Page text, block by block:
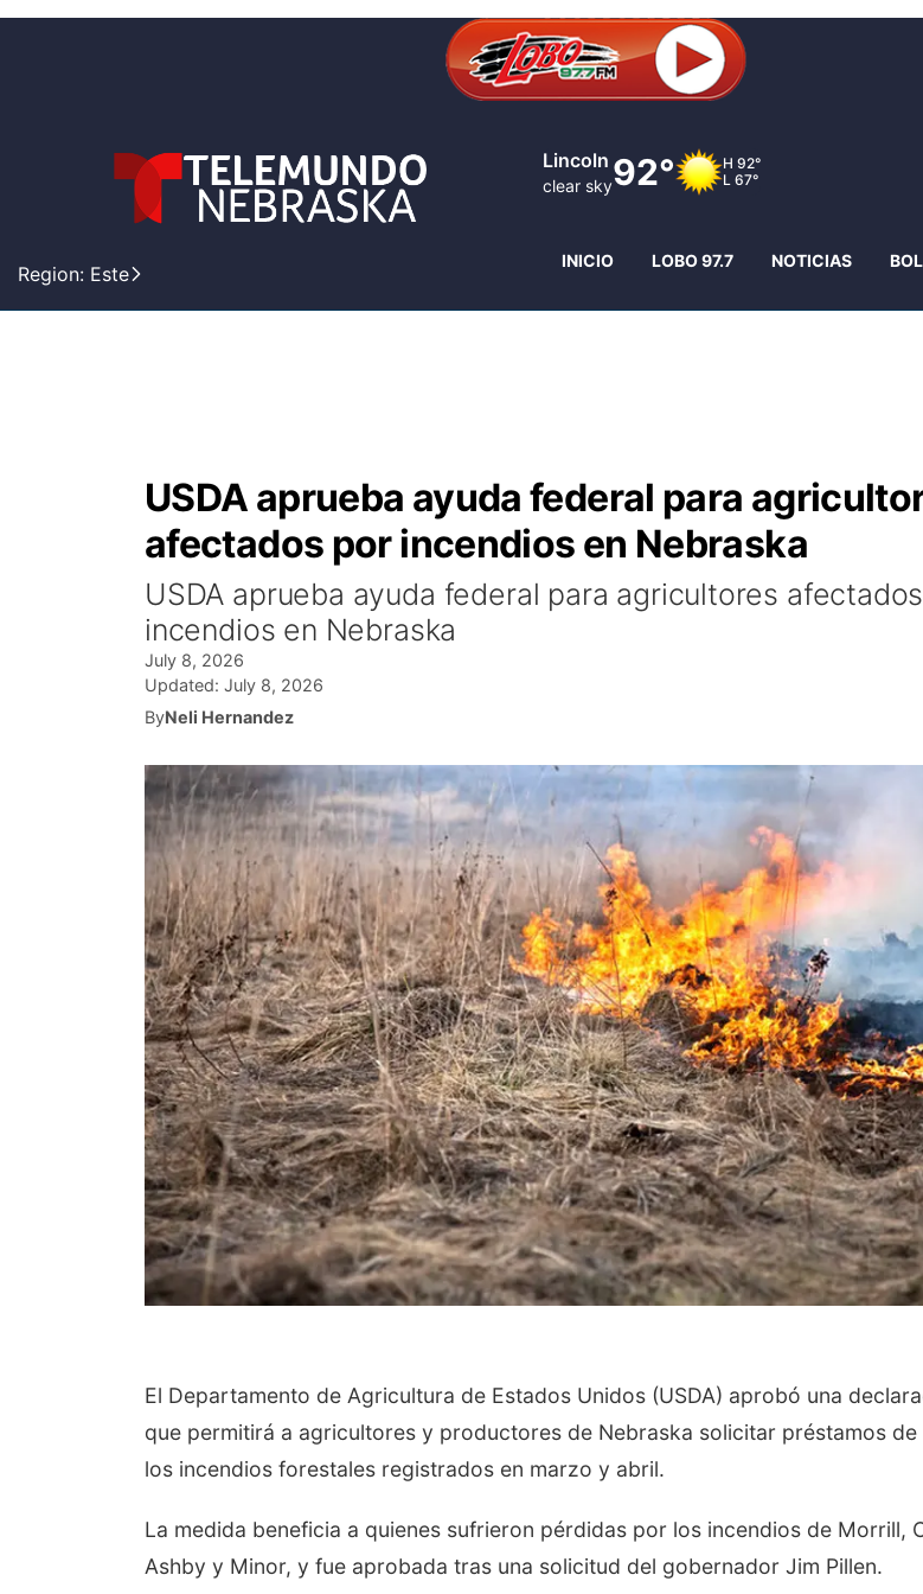
Region: Este
Fremont
clear sky 87° H 89°
L 67°
INICIO LOBO 97.7 NOTICIAS
USDA aprueba ayuda federal para
afectados por incendios en Nebraska
USDA aprueba ayuda federal para agricultores
incendios en Nebraska
July 8, 2026
Updated: July 8, 2026
ByNeli Hernandez
El Departamento de Agricultura de Estados Unidos (USDA) aprobó una
que permitirá a agricultores y productores de Nebraska solicitar préstamos
los incendios forestales registrados en marzo y abril.
La medida beneficia a quienes sufrieron pérdidas por los incendios de Morrill,
Ashby y Minor, y fue aprobada tras una solicitud del gobernador Jim Pillen.